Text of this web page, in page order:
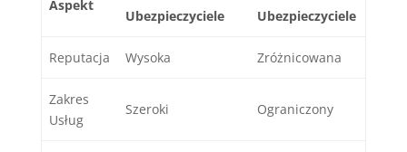
Aspekt
Ubezpieczyciele
Ubezpieczyciele
Reputacja Wysoka Zróżnicowana
Zakres
Usług
Szeroki Ograniczony